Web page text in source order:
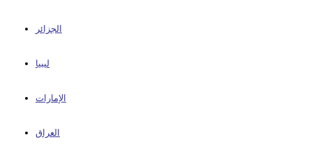
الجزائر
ليبيا
الإمارات
العراق